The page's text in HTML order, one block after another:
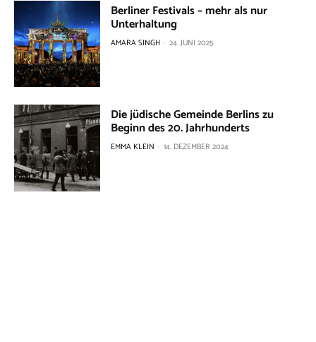
Berliner Festivals – mehr als nur
Unterhaltung
AMARA SINGH 24. JUNI 2025
Die jüdische Gemeinde Berlins zu
Beginn des 20. Jahrhunderts
EMMA KLEIN 14. DEZEMBER 2024